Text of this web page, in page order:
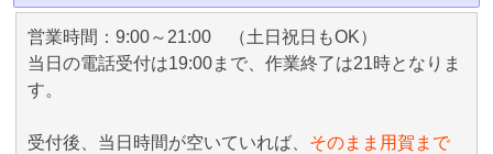
営業時間：9:00～21:00 （土日祝日もOK）
当日の電話受付は19:00まで、作業終了は21時となりま
す。
受付後、当日時間が空いていれば、 そのまま用賀まで